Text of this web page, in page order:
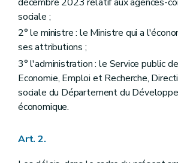
sociale ;
2° le ministre : le Ministre qui a
ses attributions ;
3° l'administration : le Service public
Economie, Emploi et Recherche,
sociale du Département du
économique.
Art. 2.